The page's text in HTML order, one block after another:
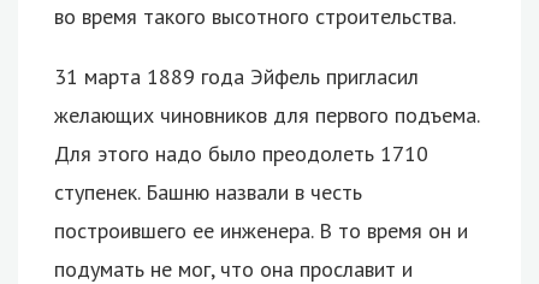
во время такого высотного строительства.
31 марта 1889 года Эйфель пригласил
желающих чиновников для первого подъема.
Для этого надо было преодолеть 1710
ступенек. Башню назвали в честь
построившего ее инженера. В то время он и
подумать не мог, что она прославит и